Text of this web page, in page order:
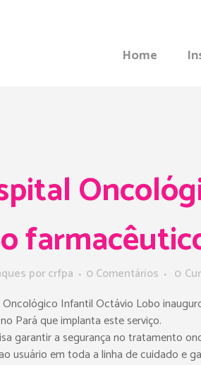
Home
porcrfpa 0 Comentários 0
Infantil Octávio Lobo
Pará que implanta este serviço.
garantir a segurança no tratamento
usuário em toda a linha de cuidado e